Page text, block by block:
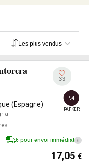
(Espagne)
33
94
PARKER
6 pour envoi immédiat i
17,05 €